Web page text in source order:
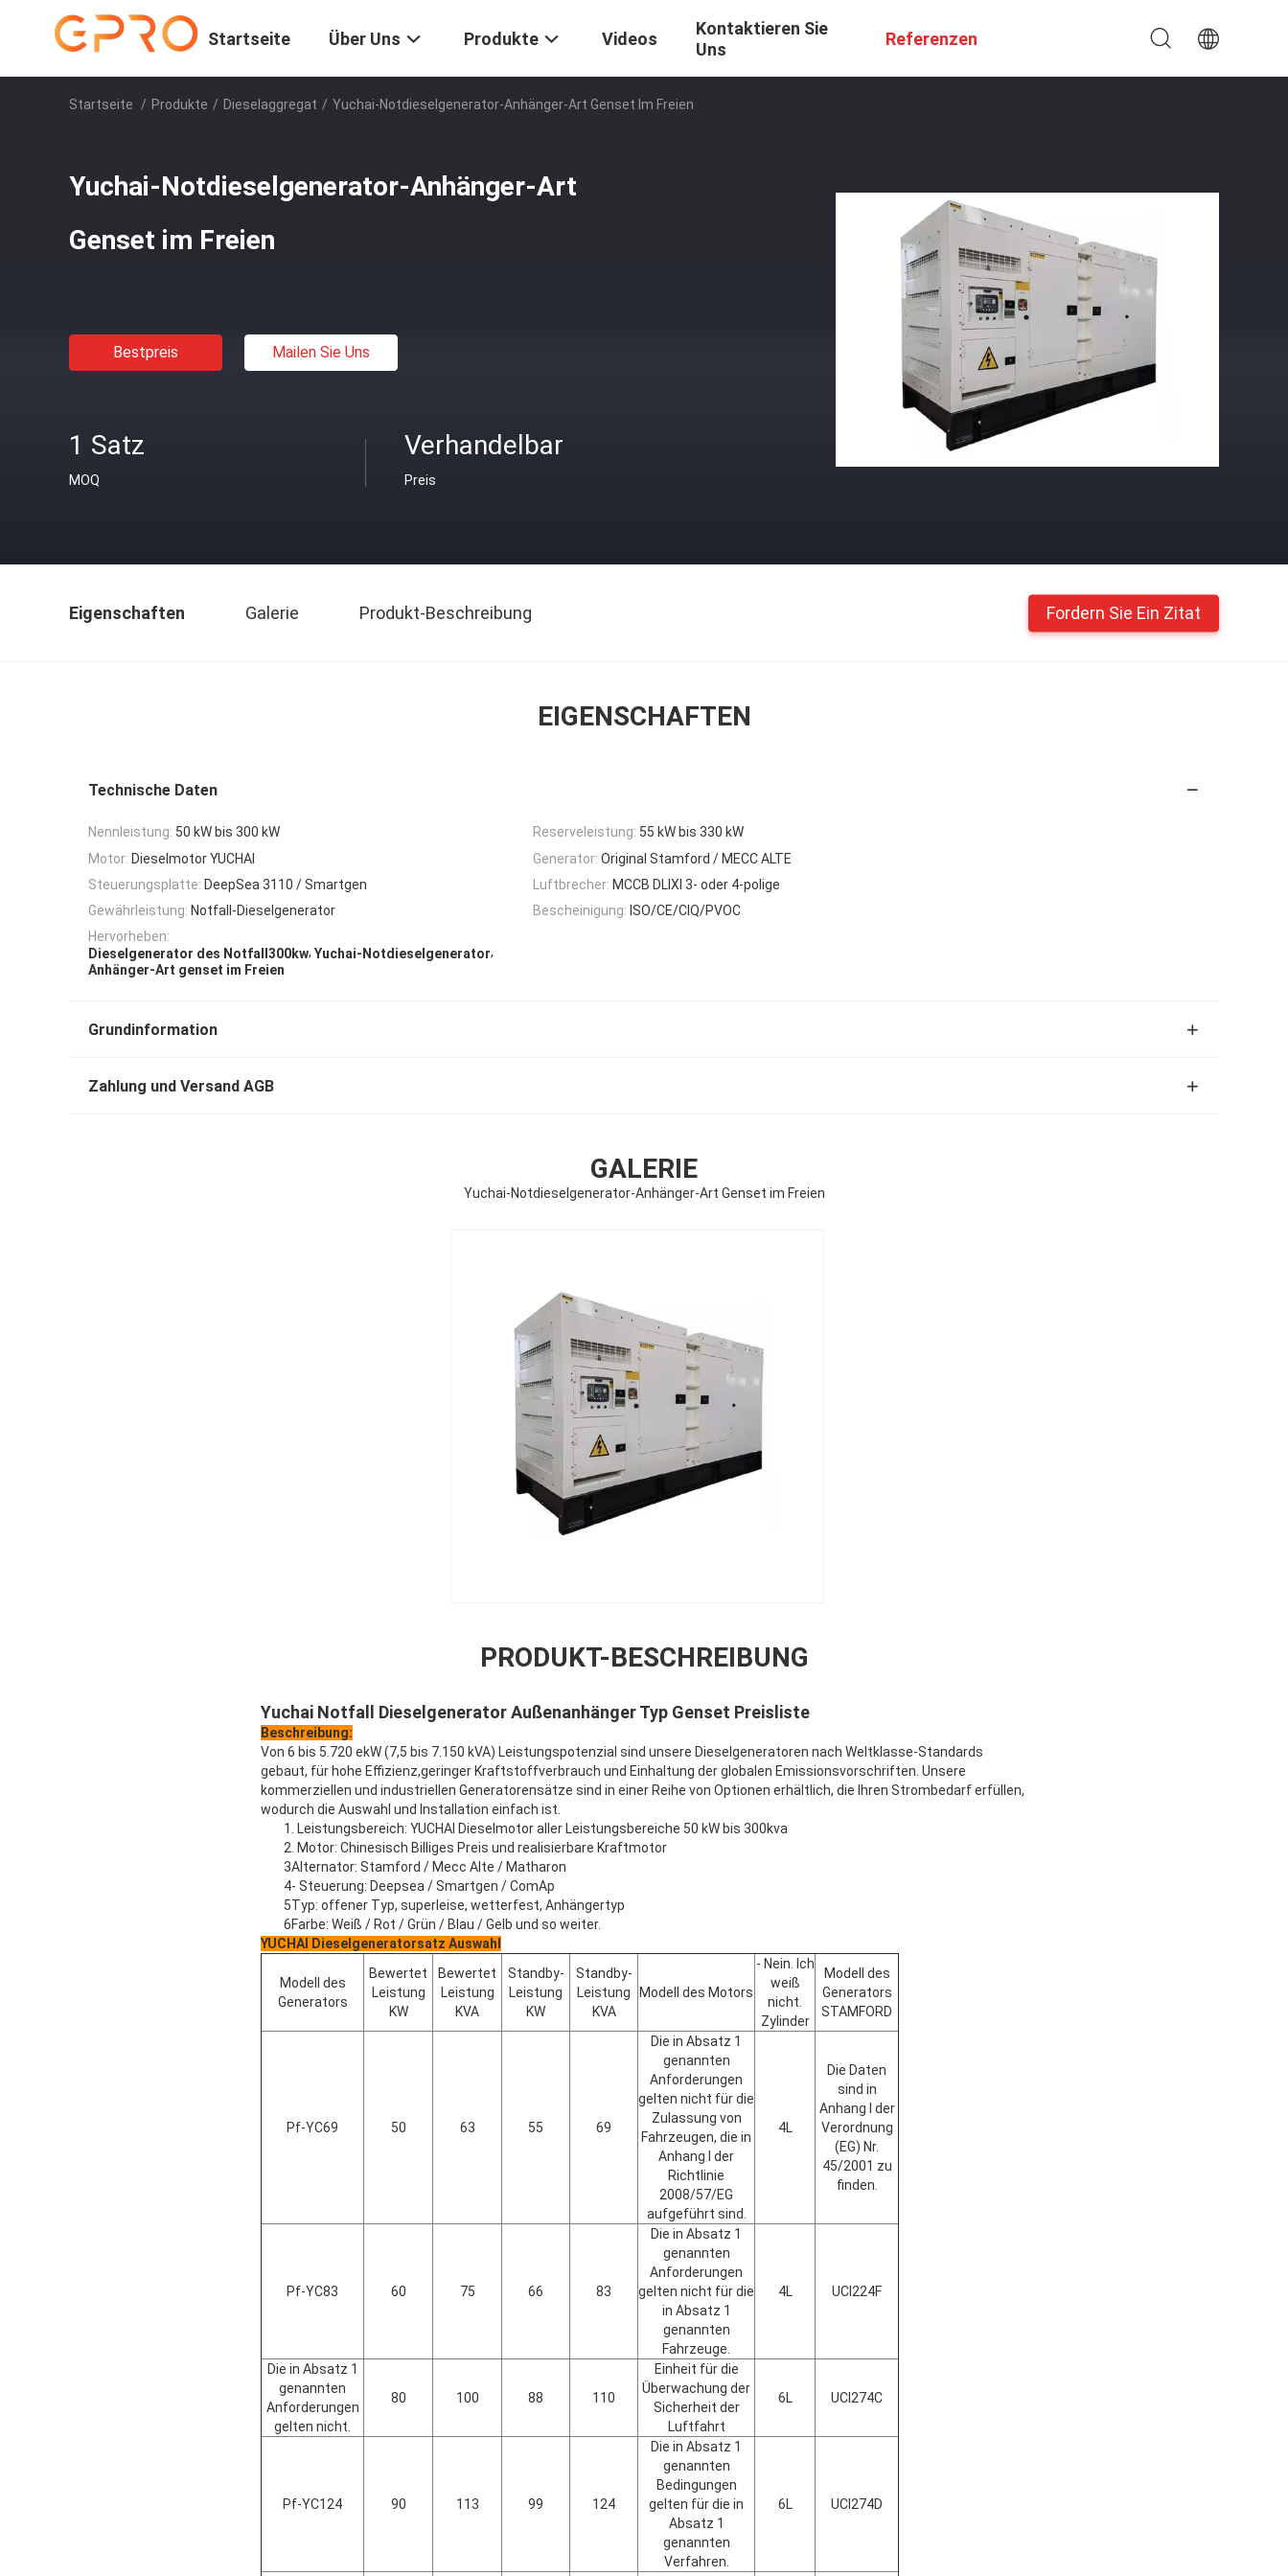
Startseite Über Uns Produkte Videos
Kontaktieren Sie
Uns
Referenzen
Startseite / Produkte / Dieselaggregat / Yuchai-Notdieselgenerator-Anhänger-Art Genset Im Freien
Yuchai-Notdieselgenerator-Anhänger-Art
Genset im Freien
Bestpreis Mailen Sie Uns
1 Satz
MOQ
Verhandelbar
Preis
Eigenschaften Galerie Produkt-Beschreibung Fordern Sie Ein Zitat
EIGENSCHAFTEN
Technische Daten
Nennleistung: 50 kW bis 300 kW Reserveleistung: 55 kW bis 330 kW
Motor: Dieselmotor YUCHAI Generator: Original Stamford / MECC ALTE
Steuerungsplatte: DeepSea 3110 / Smartgen Luftbrecher: MCCB DLIXI 3- oder 4-polige
Gewährleistung: Notfall-Dieselgenerator Bescheinigung: ISO/CE/CIQ/PVOC
Hervorheben:
Dieselgenerator des Notfall300kw, Yuchai-Notdieselgenerator,
Anhänger-Art genset im Freien
Grundinformation
Zahlung und Versand AGB
GALERIE
Yuchai-Notdieselgenerator-Anhänger-Art Genset im Freien
PRODUKT-BESCHREIBUNG
Yuchai Notfall Dieselgenerator Außenanhänger Typ Genset Preisliste
Beschreibung:
Von 6 bis 5.720 ekW (7,5 bis 7.150 kVA) Leistungspotenzial sind unsere Dieselgeneratoren nach Weltklasse-Standards
gebaut, für hohe Effizienz,geringer Kraftstoffverbrauch und Einhaltung der globalen Emissionsvorschriften. Unsere
kommerziellen und industriellen Generatorensätze sind in einer Reihe von Optionen erhältlich, die Ihren Strombedarf erfüllen,
wodurch die Auswahl und Installation einfach ist.
1. Leistungsbereich: YUCHAI Dieselmotor aller Leistungsbereiche 50 kW bis 300kva
2. Motor: Chinesisch Billiges Preis und realisierbare Kraftmotor
3Alternator: Stamford / Mecc Alte / Matharon
4- Steuerung: Deepsea / Smartgen / ComAp
5Typ: offener Typ, superleise, wetterfest, Anhängertyp
6Farbe: Weiß / Rot / Grün / Blau / Gelb und so weiter.
YUCHAI Dieselgeneratorsatz Auswahl
Modell des
Generators
Bewertet
Leistung
KW
Bewertet
Leistung
KVA
Standby-
Leistung
KW
Standby-
Leistung
KVA
Modell des Motors
- Nein. Ich
weiß
nicht.
Zylinder
Modell des
Generators
STAMFORD
Pf-YC69 50 63 55 69
Die in Absatz 1
genannten
Anforderungen
gelten nicht für die
Zulassung von
Fahrzeugen, die in
Anhang I der
Richtlinie
2008/57/EG
aufgeführt sind.
4L
Die Daten
sind in
Anhang I der
Verordnung
(EG) Nr.
45/2001 zu
finden.
Pf-YC83 60 75 66 83
Die in Absatz 1
genannten
Anforderungen
gelten nicht für die
in Absatz 1
genannten
Fahrzeuge.
4L UCI224F
Die in Absatz 1
genannten
Anforderungen
gelten nicht.
80 100 88 110
Einheit für die
Überwachung der
Sicherheit der
Luftfahrt
6L UCI274C
Pf-YC124 90 113 99 124
Die in Absatz 1
genannten
Bedingungen
gelten für die in
Absatz 1
genannten
Verfahren.
6L UCI274D